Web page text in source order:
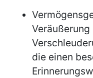
die einen